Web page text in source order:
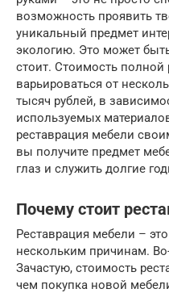
возможность проявить
уникальный предмет
экологию. Это может
стоит. Стоимость полной
варьироваться от
тысяч рублей, в
используемых
реставрация мебели
вы получите предмет
глаз и служить долгие
Почему стоит
Реставрация мебели –
нескольким причинам.
Зачастую, стоимость
чем покупка новой